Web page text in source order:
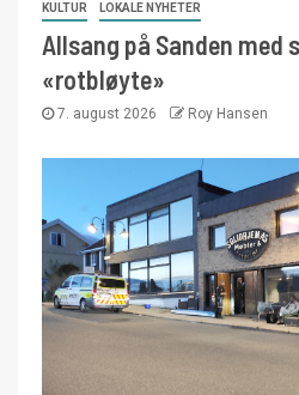
KULTUR LOKALE NYHETER
Allsang på Sanden med
«rotbløyte»
7. august 2026 Roy Hansen